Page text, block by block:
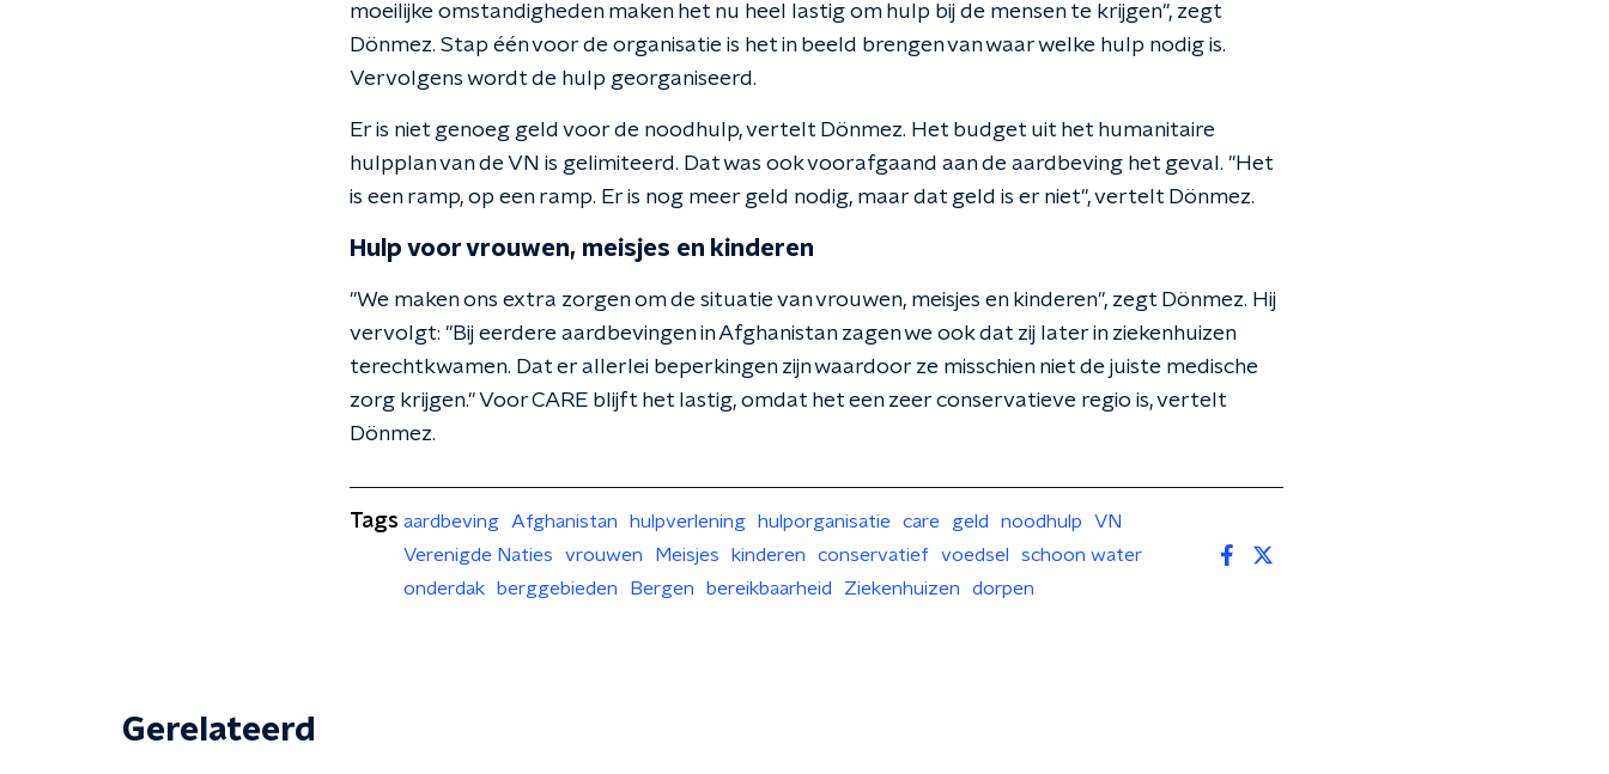
moeilijke omstandigheden maken het nu heel lastig om hulp bij de mensen te krijgen", zegt
Dönmez. Stap één voor de organisatie is het in beeld brengen van waar welke hulp nodig is.
Vervolgens wordt de hulp georganiseerd.
Er is niet genoeg geld voor de noodhulp, vertelt Dönmez. Het budget uit het humanitaire
hulpplan van de VN is gelimiteerd. Dat was ook voorafgaand aan de aardbeving het geval. "Het
is een ramp, op een ramp. Er is nog meer geld nodig, maar dat geld is er niet", vertelt Dönmez.
Hulp voor vrouwen, meisjes en kinderen
"We maken ons extra zorgen om de situatie van vrouwen, meisjes en kinderen", zegt Dönmez. Hij
vervolgt: "Bij eerdere aardbevingen in Afghanistan zagen we ook dat zij later in ziekenhuizen
terechtkwamen. Dat er allerlei beperkingen zijn waardoor ze misschien niet de juiste medische
zorg krijgen." Voor CARE blijft het lastig, omdat het een zeer conservatieve regio is, vertelt
Dönmez.
Tags aardbeving Afghanistan hulpverlening hulporganisatie care geld noodhulp
VN
Verenigde Naties
vrouwen Meisjes kinderen conservatief voedsel
schoon water
onderdak
berggebieden Bergen bereikbaarheid Ziekenhuizen dorpen
Gerelateerd